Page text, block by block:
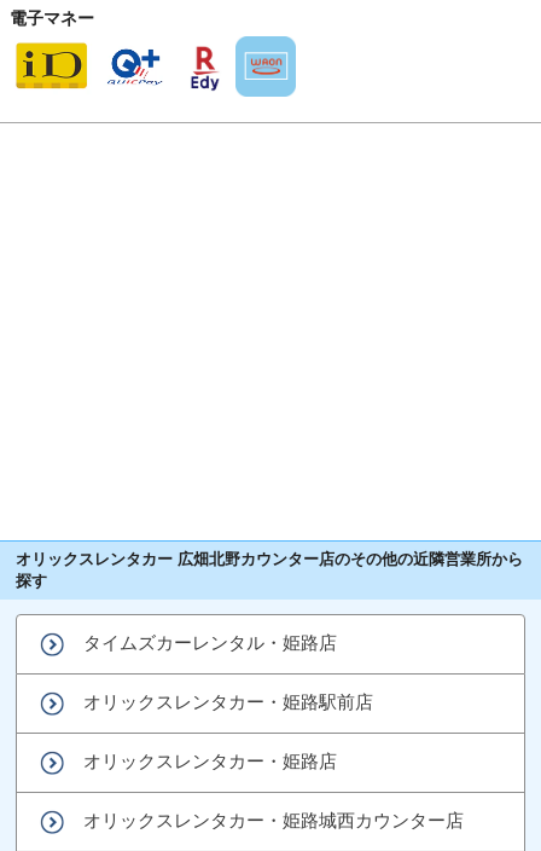
電子マネー
オリックスレンタカー 広畑北野カウンター店のその他の近隣営業所から
探す
タイムズカーレンタル・姫路店
オリックスレンタカー・姫路駅前店
オリックスレンタカー・姫路店
オリックスレンタカー・姫路城西カウンター店